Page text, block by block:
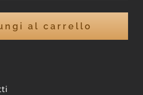
al carrello